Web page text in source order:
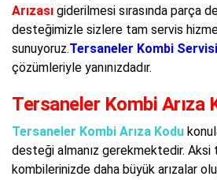
Arızası giderilmesi sırasında parça
desteğimizle sizlere tam servis
sunuyoruz.Tersaneler Kombi Servisi
çözümleriyle yanınızdadır.
Tersaneler Kombi Arıza
Tersaneler Kombi Arıza Kodu
desteği almanız gerekmektedir. Aksi
kombilerinizde daha büyük arızalar